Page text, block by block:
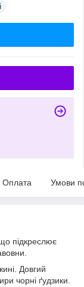
Оплата Умови
підкреслює
Довгий
чорні ґудзики.